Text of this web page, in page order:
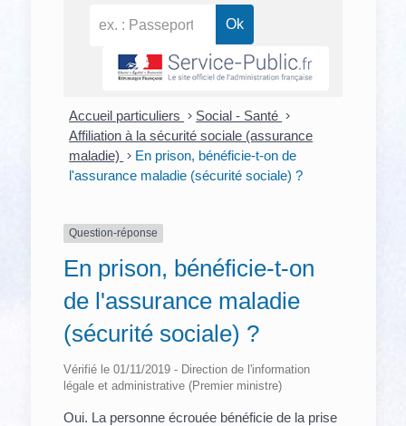
Accueil particuliers > Social - Santé >
Affiliation à la sécurité sociale (assurance
maladie) > En prison, bénéficie-t-on de
l'assurance maladie (sécurité sociale) ?
Question-réponse
En prison, bénéficie-t-on
de l'assurance maladie
(sécurité sociale) ?
Vérifié le 01/11/2019 - Direction de l'information
légale et administrative (Premier ministre)
Oui. La personne écrouée bénéficie de la prise